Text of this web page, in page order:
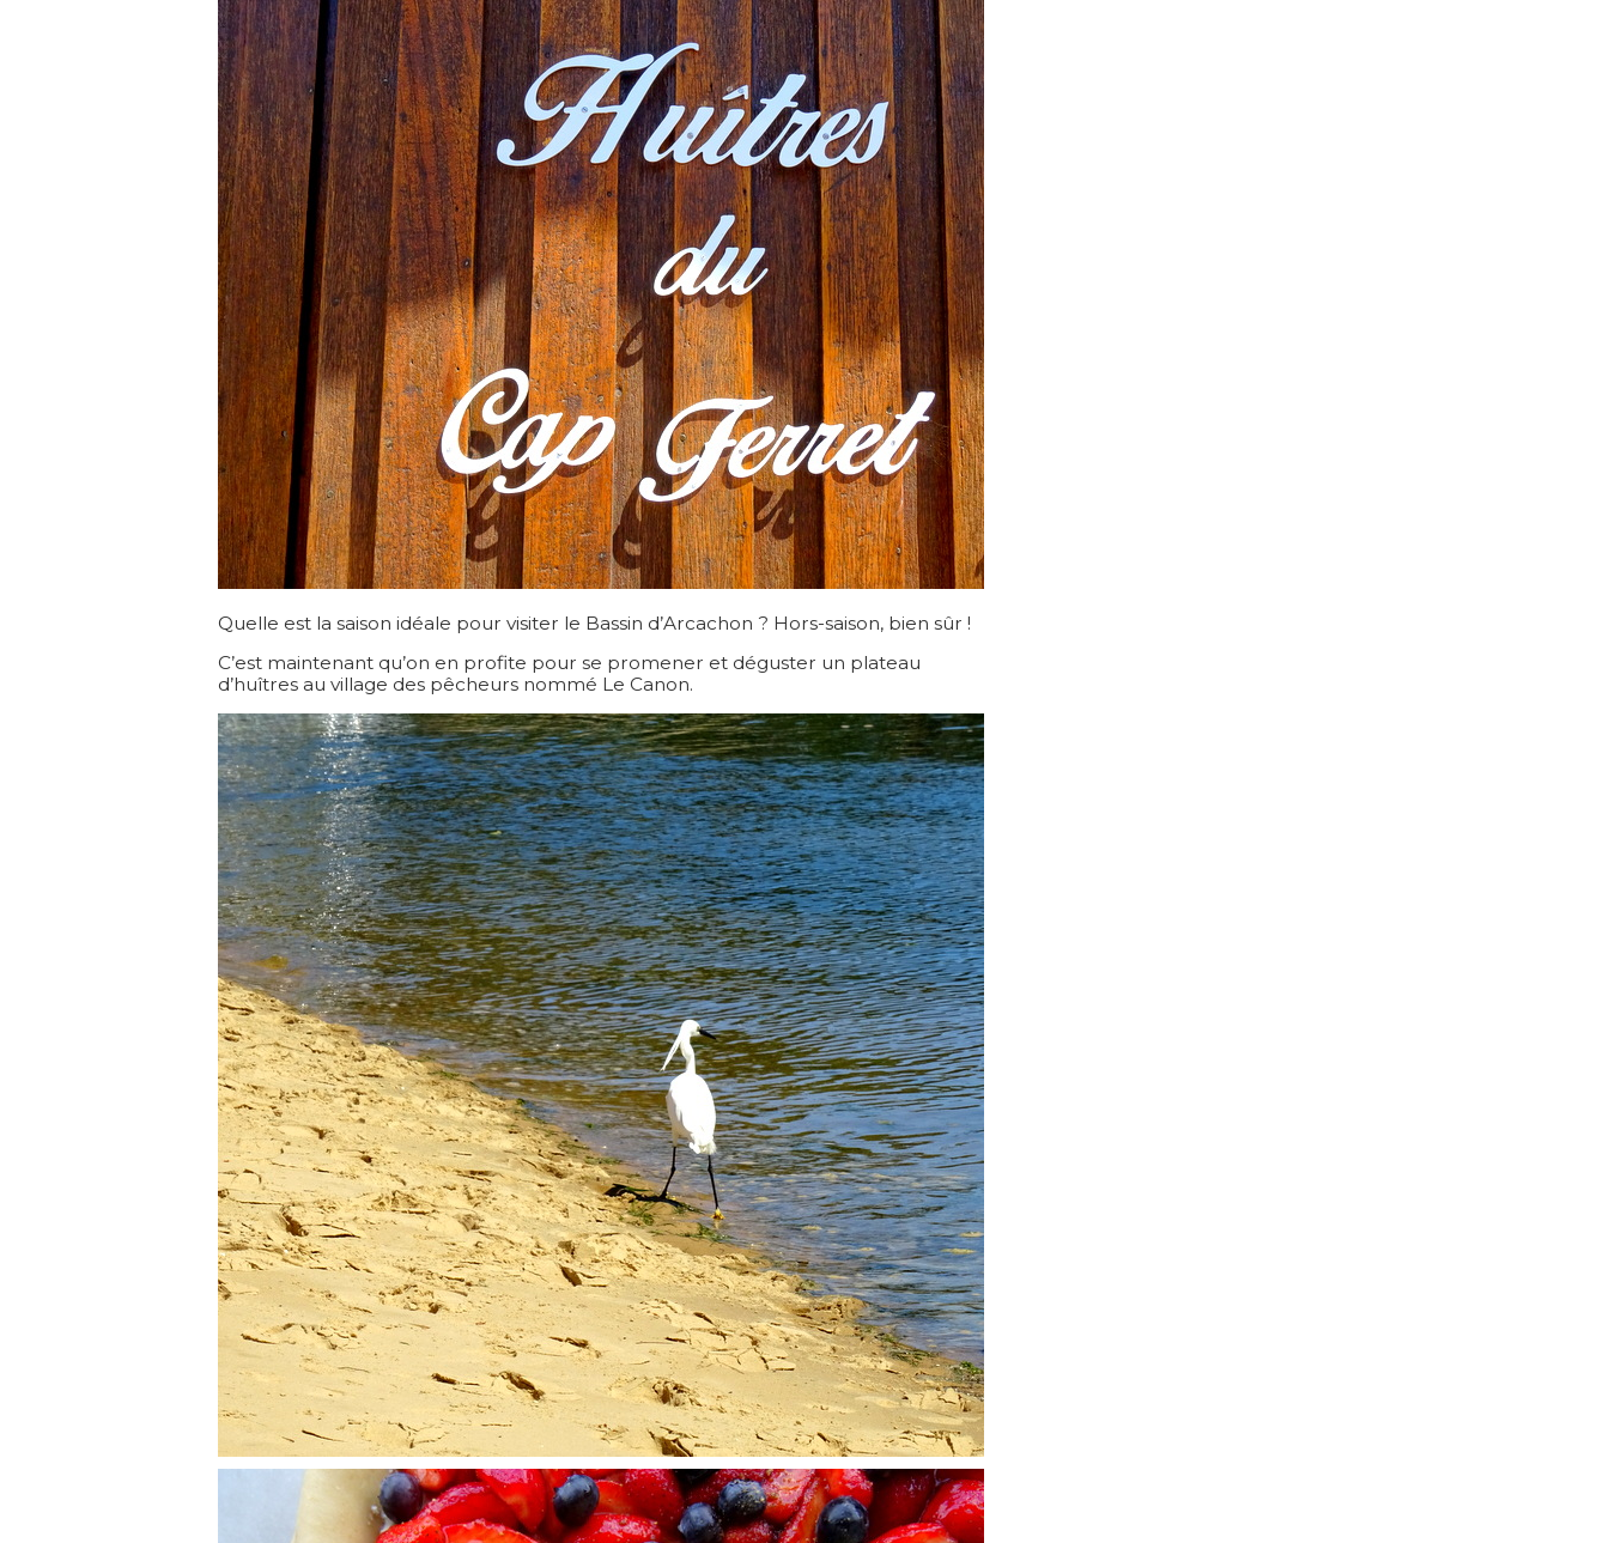
Quelle est la saison idéale pour visiter le Bassin d’Arcachon ? Hors-saison, bien sûr !
C’est maintenant qu’on en profite pour se promener et déguster un plateau
d’huîtres au village des pêcheurs nommé Le Canon.